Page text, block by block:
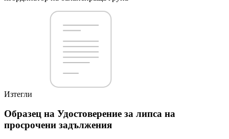
Изтегли
Образец на Удостоверение за липса на
просрочени задължения